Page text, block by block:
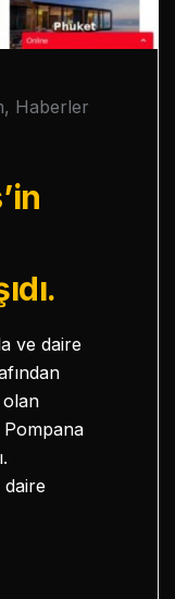
, Haberler
ve daire